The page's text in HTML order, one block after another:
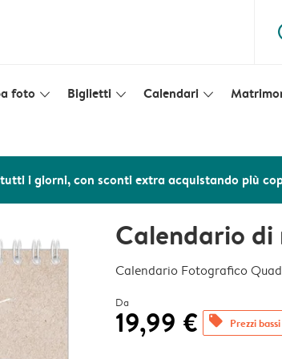
foto slim_arrow_down Biglietti slim_arrow_down Calendari slim_arrow_down
tutti i giorni, con sconti extra acquistando più
Calendario
Calendario Fotografico
Da
19,99 € offers Prezzi